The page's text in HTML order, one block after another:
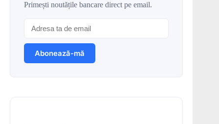
Primești noutățile bancare direct pe email.